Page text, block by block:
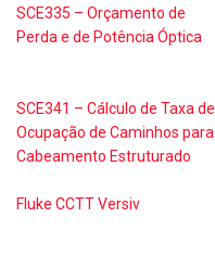
SCE335 – Orçamento de
Perda e de Potência Óptica
SCE341 – Cálculo de Taxa de
Ocupação de Caminhos para
Cabeamento Estruturado
Fluke CCTT Versiv